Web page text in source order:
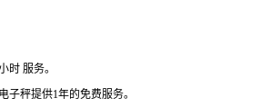
时 服务。
子秤提供1年的免费服务。